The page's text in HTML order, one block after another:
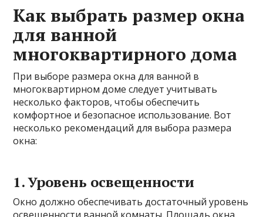
Как выбрать размер окна
для ванной
многоквартирного дома
При выборе размера окна для ванной в
многоквартирном доме следует учитывать
несколько факторов, чтобы обеспечить
комфортное и безопасное использование. Вот
несколько рекомендаций для выбора размера
окна:
1. Уровень освещенности
Окно должно обеспечивать достаточный уровень